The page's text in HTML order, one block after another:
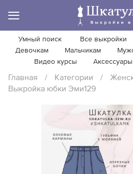
Умный поиск Все выкройки
Девочкам
Мальчикам
Видео курсы
Аксессуары
Главная / Категории /
Выкройка юбки Эми129